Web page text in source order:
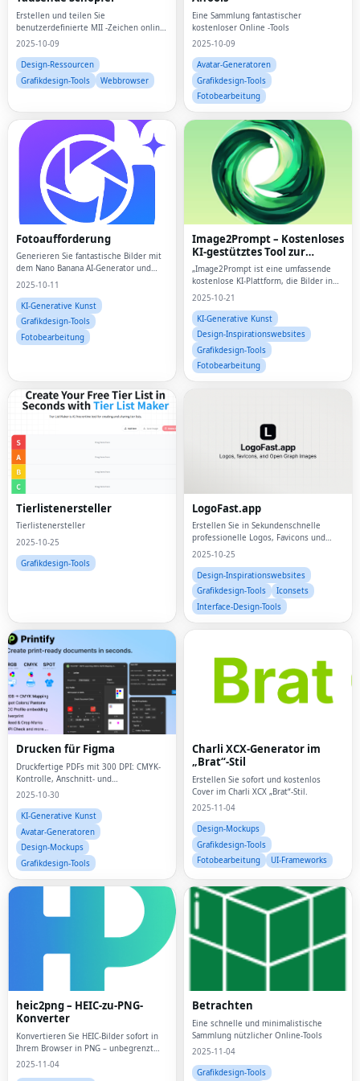
Erstellen und teilen Sie
benutzerdefinierte MII -Zeichen online
kostenlos, keine Konsole erforderlich.
2025-10-09
Design-Ressourcen
Grafikdesign-Tools
Webbrowser
Eine Sammlung fantastischer
kostenloser Online -Tools
2025-10-09
Avatar-Generatoren
Grafikdesign-Tools
Fotobearbeitung
Fotoaufforderung
Generieren Sie fantastische Bilder mit
dem Nano Banana AI-Generator und
Tausenden professionellen
ChatGPT und mehr.
2025-10-11
KI-Generative Kunst
Grafikdesign-Tools
Fotobearbeitung
Image2Prompt – Kostenloses
KI-gestütztes Tool zur
Bildanalyse und KI-
Bildgenerierung
„Image2Prompt ist eine umfassende
kostenlose KI-Plattform, die Bilder in
detaillierte Eingabeaufforderungen
Bilder mit Flux (Schnell/Dev/Pro/Ultra),
Stable Dif
2025-10-21
KI-Generative Kunst
Design-Inspirationswebsites
Grafikdesign-Tools
Fotobearbeitung
Tierlistenersteller
Tierlistenersteller
2025-10-25
Grafikdesign-Tools
LogoFast.app
Erstellen Sie in Sekundenschnelle
professionelle Logos, Favicons und
Open Graph-Bilder.
2025-10-25
Design-Inspirationswebsites
Grafikdesign-Tools
Iconsets
Interface-Design-Tools
Drucken für Figma
Druckfertige PDFs mit 300 DPI: CMYK-
Kontrolle, Anschnitt- und
Schnittmarken, Sonderfarben/Pantone,
2025-10-30
KI-Generative Kunst
Avatar-Generatoren
Design-Mockups
Grafikdesign-Tools
Charli XCX-Generator im
„Brat“-Stil
Erstellen Sie sofort und kostenlos
Cover im Charli XCX „Brat“-Stil.
2025-11-04
Design-Mockups
Grafikdesign-Tools
Fotobearbeitung
UI-Frameworks
heic2png – HEIC-zu-PNG-
Konverter
Konvertieren Sie HEIC-Bilder sofort in
Ihrem Browser in PNG – unbegrenzt
und kostenlos.Prozesse lokal, völlig
2025-11-04
Betrachten
Eine schnelle und minimalistische
Sammlung nützlicher Online-Tools
2025-11-04
Grafikdesign-Tools